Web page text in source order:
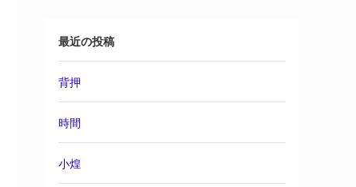
最近の投稿
背押
時間
小煌